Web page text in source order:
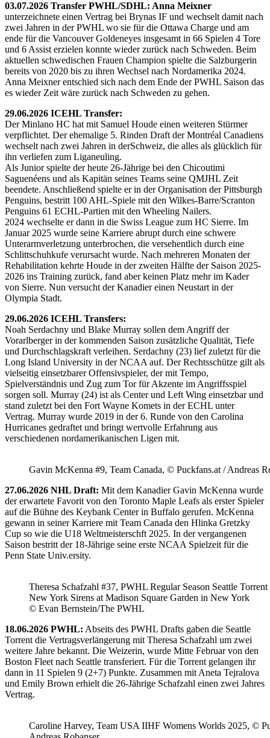
03.07.2026 Transfer PWHL/SDHL: Anna Meixner
unterzeichnete einen Vertrag bei Brynas IF und wechselt damit nach
zwei Jahren in der PWHL wo sie für die Ottawa Charge und am
ende für die Vancouver Goldeneyes insgesamt in 66 Spielen 4 Tore
und 6 Assist erzielen konnte wieder zurück nach Schweden. Beim
aktuellen schwedischen Frauen Champion spielte die Salzburgerin
bereits von 2020 bis zu ihren Wechsel nach Nordamerika 2024.
Anna Meixner entschied sich nach dem Ende der PWHL Saison das
es wieder Zeit wäre zurück nach Schweden zu gehen.
29.06.2026 ICEHL Transfer:
Der Minlano HC hat mit Samuel Houde einen weiteren Stürmer
verpflichtet. Der ehemalige 5. Rinden Draft der Montréal Canadiens
wechselt nach zwei Jahren in derSchweiz, die alles als glücklich für
ihn verliefen zum Liganeuling.
Als Junior spielte der heute 26-Jährige bei den Chicoutimi
Saguenéens und als Kapitän seines Teams seine QMJHL Zeit
beendete. Anschließend spielte er in der Organisation der Pittsburgh
Penguins, bestritt 100 AHL-Spiele mit den Wilkes-Barre/Scranton
Penguins 61 ECHL-Partien mit den Wheeling Nailers.
2024 wechselte er dann in die Swiss League zum HC Sierre. Im
Januar 2025 wurde seine Karriere abrupt durch eine schwere
Unterarmverletzung unterbrochen, die versehentlich durch eine
Schlittschuhkufe verursacht wurde. Nach mehreren Monaten der
Rehabilitation kehrte Houde in der zweiten Hälfte der Saison 2025-
2026 ins Training zurück, fand aber keinen Platz mehr im Kader
von Sierre. Nun versucht der Kanadier einen Neustart in der
Olympia Stadt.
29.06.2026 ICEHL Transfers:
Noah Serdachny und Blake Murray sollen dem Angriff der
Vorarlberger in der kommenden Saison zusätzliche Qualität, Tiefe
und Durchschlagskraft verleihen. Serdachny (23) lief zuletzt für die
Long Island University in der NCAA auf. Der Rechtsschütze gilt als
vielseitig einsetzbarer Offensivspieler, der mit Tempo,
Spielverständnis und Zug zum Tor für Akzente im Angriffsspiel
sorgen soll. Murray (24) ist als Center und Left Wing einsetzbar und
stand zuletzt bei den Fort Wayne Komets in der ECHL unter
Vertrag. Murray wurde 2019 in der 6. Runde von den Carolina
Hurricanes gedraftet und bringt wertvolle Erfahrung aus
verschiedenen nordamerikanischen Ligen mit.
Gavin McKenna #9, Team Canada, © Puckfans.at / Andreas
27.06.2026 NHL Draft: Mit dem Kanadier Gavin McKenna wurde
der erwartete Favorit von den Toronto Maple Leafs als erster Spieler
auf die Bühne des Keybank Center in Buffalo gerufen. McKenna
gewann in seiner Karriere mit Team Canada den Hlinka Gretzky
Cup so wie die U18 Weltmeisterschft 2025. In der vergangenen
Saison bestritt der 18-Jährige seine erste NCAA Spielzeit für die
Penn State Univ.ersity.
Theresa Schafzahl #37, PWHL Regular Season Seattle Torrent
New York Sirens at Madison Square Garden in New York
© Evan Bernstein/The PWHL
18.06.2026 PWHL: Abseits des PWHL Drafts gaben die Seattle
Torrent die Vertragsverlängerung mit Theresa Schafzahl um zwei
weitere Jahre bekannt. Die Weizerin, wurde Mitte Februar von den
Boston Fleet nach Seattle transferiert. Für die Torrent gelangen ihr
dann in 11 Spielen 9 (2+7) Punkte. Zusammen mit Aneta Tejralova
und Emily Brown erhielt die 26-Jährige Schafzahl einen zwei Jahres
Vertrag.
Caroline Harvey, Team USA IIHF Womens Worlds 2025, ©